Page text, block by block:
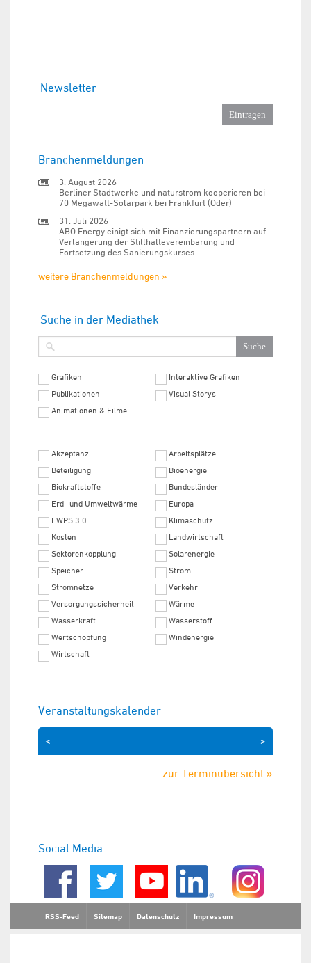
Newsletter
Branchenmeldungen
3. August 2026
Berliner Stadtwerke und naturstrom kooperieren bei
70 Megawatt-Solarpark bei Frankfurt (Oder)
31. Juli 2026
ABO Energy einigt sich mit Finanzierungspartnern auf
Verlängerung der Stillhaltevereinbarung und
Fortsetzung des Sanierungskurses
weitere Branchenmeldungen »
Suche in der Mediathek
Grafiken
Interaktive Grafiken
Publikationen
Visual Storys
Animationen & Filme
Akzeptanz
Arbeitsplätze
Beteiligung
Bioenergie
Biokraftstoffe
Bundesländer
Erd- und Umweltwärme
Europa
EWPS 3.0
Klimaschutz
Kosten
Landwirtschaft
Sektorenkopplung
Solarenergie
Speicher
Strom
Stromnetze
Verkehr
Versorgungssicherheit
Wärme
Wasserkraft
Wasserstoff
Wertschöpfung
Windenergie
Wirtschaft
Veranstaltungskalender
>
<
zur Terminübersicht »
Social Media
RSS-Feed Sitemap Datenschutz Impressum